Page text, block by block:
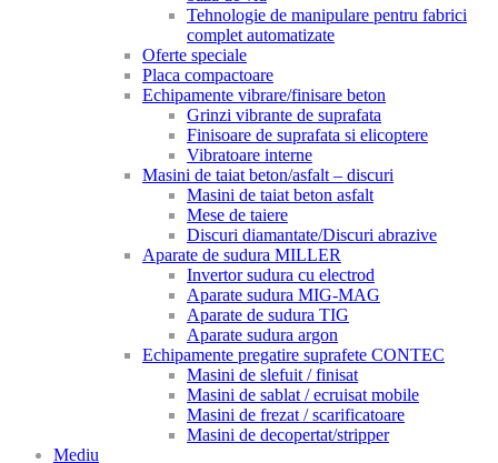
Tehnologie de manipulare pentru fabrici
complet automatizate
Oferte speciale
Placa compactoare
Echipamente vibrare/finisare beton
Grinzi vibrante de suprafata
Finisoare de suprafata si elicoptere
Vibratoare interne
Masini de taiat beton/asfalt – discuri
Masini de taiat beton asfalt
Mese de taiere
Discuri diamantate/Discuri abrazive
Aparate de sudura MILLER
Invertor sudura cu electrod
Aparate sudura MIG-MAG
Aparate de sudura TIG
Aparate sudura argon
Echipamente pregatire suprafete CONTEC
Masini de slefuit / finisat
Masini de sablat / ecruisat mobile
Masini de frezat / scarificatoare
Masini de decopertat/stripper
Mediu